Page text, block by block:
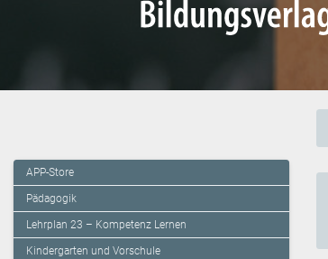
APP-Store
Pädagogik
Lehrplan 23 – Kompetenz Lernen
Kindergarten und Vorschule